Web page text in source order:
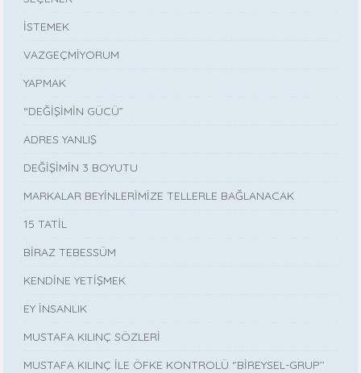
İSTEMEK
VAZGEÇMİYORUM
YAPMAK
“DEĞİŞİMİN GÜCÜ”
ADRES YANLIŞ
DEĞİŞİMİN 3 BOYUTU
MARKALAR BEYİNLERİMİZE TELLERLE BAĞLANACAK
15 TATİL
BİRAZ TEBESSÜM
KENDİNE YETİŞMEK
EY İNSANLIK
MUSTAFA KILINÇ SÖZLERİ
MUSTAFA KILINÇ İLE ÖFKE KONTROLÜ ‘’BİREYSEL-GRUP’’